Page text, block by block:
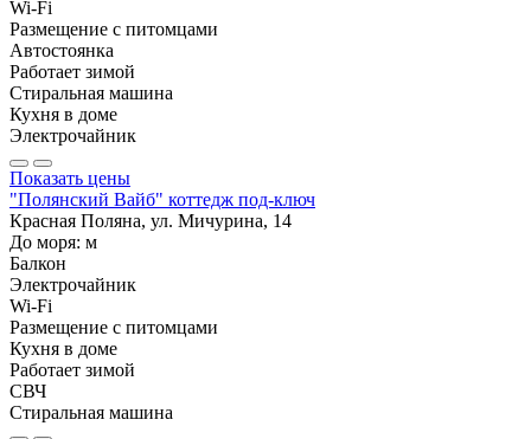
Wi-Fi
Размещение с питомцами
Автостоянка
Работает зимой
Стиральная машина
Кухня в доме
Электрочайник
Показать цены
"Полянский Вайб" коттедж под-ключ
Красная Поляна, ул. Мичурина, 14
До моря: м
Балкон
Электрочайник
Wi-Fi
Размещение с питомцами
Кухня в доме
Работает зимой
СВЧ
Стиральная машина